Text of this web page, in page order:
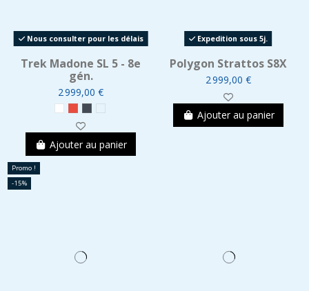
Nous consulter pour les délais
Trek Madone SL 5 - 8e
gén.
2 999,00 €
Ajouter au panier
Expedition sous 5j.
Polygon Strattos S8X
2 999,00 €
Ajouter au panier
Promo !
-15%